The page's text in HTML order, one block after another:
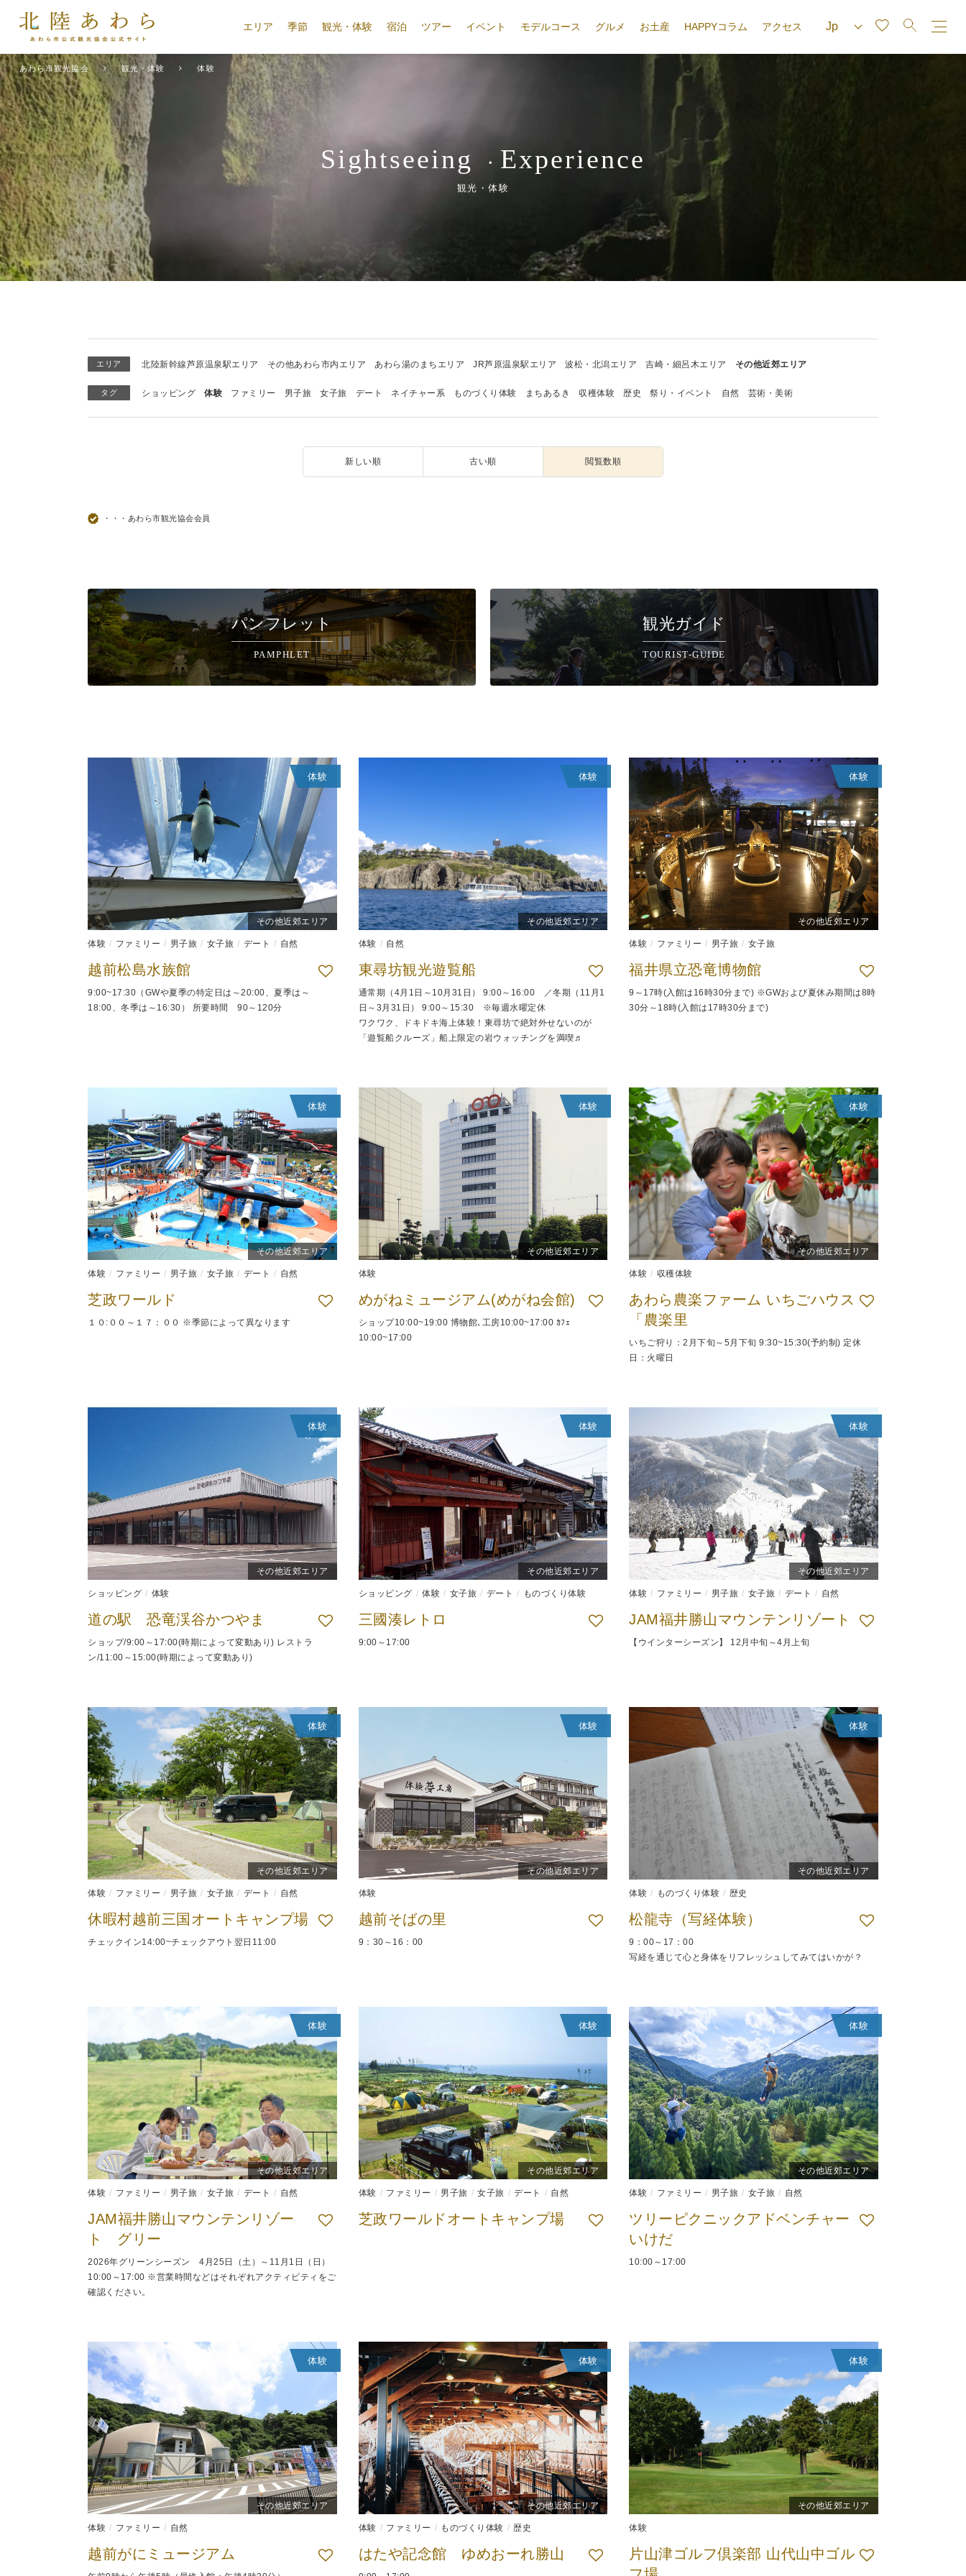
エリア 季節 観光・体験 宿泊 ツアー イベント モデルコース グルメ お土産 HAPPYコラム アクセス
あわら市観光協会 観光・体験 体験
Sightseeing ・ Experience
観光・体験
エリア 北陸新幹線芦原温泉駅エリア その他あわら市内エリア あわら湯のまちエリア JR芦原温泉駅エリア 波松・北潟エリア 吉崎・細呂木エリア その他近郊エリア
タグ ショッピング 体験 ファミリー 男子旅 女子旅 デート ネイチャー系 ものづくり体験 まちあるき 収穫体験 歴史 祭り・イベント 自然 芸術・美術
新しい順 古い順 閲覧数順
・・・あわら市観光協会会員
パンフレット
PAMPHLET
観光ガイド
TOURIST-GUIDE
体験
その他近郊エリア
体験 ファミリー 男子旅 女子旅 デート 自然
越前松島水族館
9:00~17:30（GWや夏季の特定日は～20:00、夏季は～
18:00、冬季は～16:30） 所要時間 90～120分
体験
その他近郊エリア
体験 自然
東尋坊観光遊覧船
通常期（4月1日～10月31日） 9:00～16:00 ／冬期（11月1
日～3月31日） 9:00～15:30 ※毎週水曜定休
ワクワク、ドキドキ海上体験！東尋坊で絶対外せないのが
「遊覧船クルーズ」船上限定の岩ウォッチングを満喫♬
体験
その他近郊エリア
体験 ファミリー 男子旅 女子旅
福井県立恐竜博物館
9～17時(入館は16時30分まで) ※GWおよび夏休み期間は8時
30分～18時(入館は17時30分まで)
体験
その他近郊エリア
体験 ファミリー 男子旅 女子旅 デート 自然
芝政ワールド
１０:００～１７：００ ※季節によって異なります
体験
その他近郊エリア
体験
めがねミュージアム(めがね会館)
ショップ10:00~19:00 博物館､工房10:00~17:00 ｶﾌｪ
10:00~17:00
体験
その他近郊エリア
体験 収穫体験
あわら農楽ファーム いちごハウス
「農楽里
いちご狩り：2月下旬～5月下旬 9:30~15:30(予約制) 定休
日：火曜日
体験
その他近郊エリア
ショッピング 体験
道の駅 恐竜渓谷かつやま
ショップ/9:00～17:00(時期によって変動あり) レストラ
ン/11:00～15:00(時期によって変動あり)
体験
その他近郊エリア
ショッピング 体験 女子旅 デート ものづくり体験
三國湊レトロ
9:00～17:00
体験
その他近郊エリア
体験 ファミリー 男子旅 女子旅 デート 自然
JAM福井勝山マウンテンリゾート
【ウインターシーズン】 12月中旬～4月上旬
体験
その他近郊エリア
体験 ファミリー 男子旅 女子旅 デート 自然
休暇村越前三国オートキャンプ場
チェックイン14:00~チェックアウト翌日11:00
体験
その他近郊エリア
体験
越前そばの里
9：30～16：00
体験
その他近郊エリア
体験 ものづくり体験 歴史
松龍寺（写経体験）
9：00～17：00
写経を通じて心と身体をリフレッシュしてみてはいかが？
体験
その他近郊エリア
体験 ファミリー 男子旅 女子旅 デート 自然
JAM福井勝山マウンテンリゾー
ト グリー
2026年グリーンシーズン 4月25日（土）～11月1日（日）
10:00～17:00 ※営業時間などはそれぞれアクティビティをご
確認ください。
体験
その他近郊エリア
体験 ファミリー 男子旅 女子旅 デート 自然
芝政ワールドオートキャンプ場
体験
その他近郊エリア
体験 ファミリー 男子旅 女子旅 自然
ツリーピクニックアドベンチャー
いけだ
10:00～17:00
体験
その他近郊エリア
体験 ファミリー 自然
越前がにミュージアム
体験
その他近郊エリア
体験 ファミリー ものづくり体験 歴史
はたや記念館 ゆめおーれ勝山
体験
その他近郊エリア
体験
片山津ゴルフ倶楽部 山代山中ゴル